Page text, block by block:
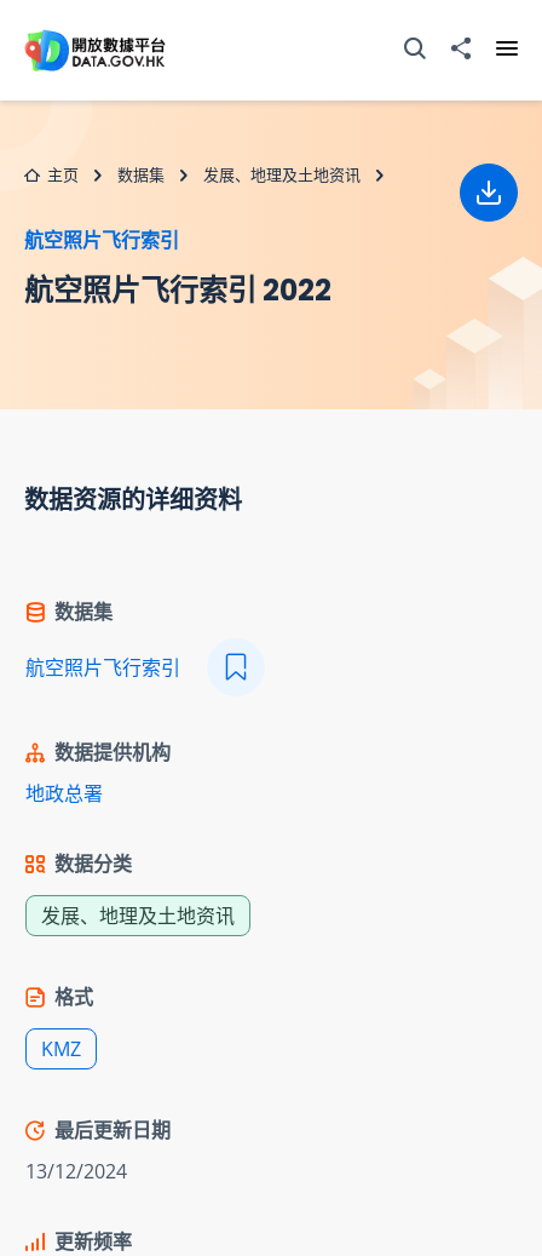
打开搜寻器分享至
主页 数据集 发展、地理及土地资讯
航空照片飞行索引
航空照片飞行索引 2022
下载
数据资源的详细资料
数据集
航空照片飞行索引
数据提供机构
地政总署
数据分类
发展、地理及土地资讯
格式
KMZ
最后更新日期
13/12/2024
更新频率